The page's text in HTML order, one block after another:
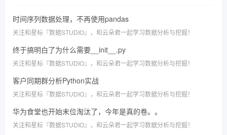
时间序列数据处理，不再使用pandas
关注和星标『数据STUDIO』，和云朵君一起学习数据分析与挖掘！
终于搞明白了为什么需要__init__.py
关注和星标『数据STUDIO』，和云朵君一起学习数据分析与挖掘！
客户同期群分析Python实战
关注和星标『数据STUDIO』，和云朵君一起学习数据分析与挖掘！
华为食堂也开始末位淘汰了，今年是真的卷。。
关注和星标『数据STUDIO』，和云朵君一起学习数据分析与挖掘！